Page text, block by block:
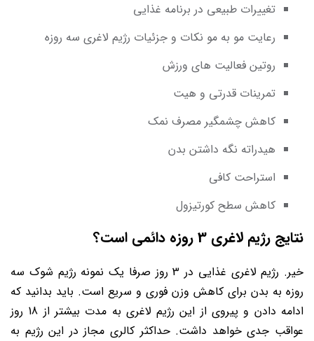
تغییرات طبیعی در برنامه غذایی
رعایت مو به مو نکات و جزئیات رژیم لاغری سه روزه
روتین فعالیت های ورزش
تمرینات قدرتی و هیت
کاهش چشمگیر مصرف نمک
هیدراته نگه ‌داشتن بدن
استراحت کافی
کاهش سطح کورتیزول
نتایج رژیم لاغری 3 روزه دائمی است؟
خیر. رژیم لاغری غذایی در 3 روز صرفا یک نمونه رژیم شوک سه
روزه به بدن برای کاهش وزن فوری و سریع است. باید بدانید که
ادامه دادن و پیروی از این رژیم لاغری به مدت بیشتر از 18 روز
عواقب جدی خواهد داشت. حداکثر کالری مجاز در این رژیم به